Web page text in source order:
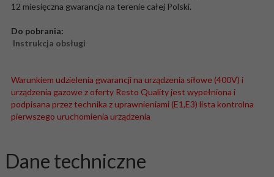
12 miesięczna gwarancja na terenie całej Polski.
Do pobrania:
Instrukcja obsługi
Warunkiem udzielenia gwarancji na urządzenia siłowe (400V) i
urządzenia gazowe z oferty Resto Quality jest wypełniona i
podpisana przez technika z uprawnieniami (E1,E3) lista kontrolna
pierwszego uruchomienia urządzenia
Dane techniczne